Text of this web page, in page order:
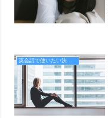
英会話で使いたい決め台詞